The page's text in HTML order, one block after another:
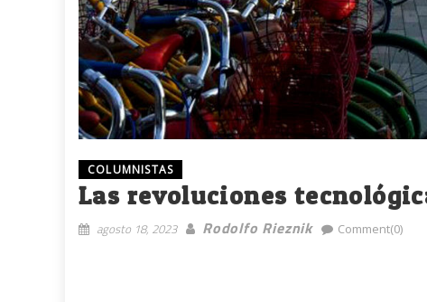
COLUMNISTAS
Las revoluciones
agosto 18, 2023 Rodolfo Rieznik Comment(0)